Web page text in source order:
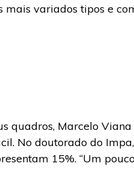
variados tipos e
quadros, Marcelo
No doutorado do
15%. “Um